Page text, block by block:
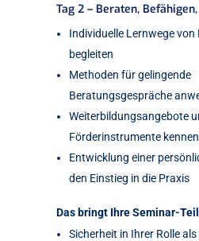
Tag 2 – Beraten,
Individuelle Lernwege von
begleiten
Methoden für gelingende
Beratungsgespräche
Weiterbildungsangebote
Förderinstrumente kennen
Entwicklung einer
den Einstieg in die Praxis
Das bringt Ihre Seminar-
Sicherheit in Ihrer Rolle